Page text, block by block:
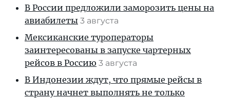
В России предложили заморозить цены на
авиабилеты 3 августа
Мексиканские туроператоры
заинтересованы в запуске чартерных
рейсов в Россию 3 августа
В Индонезии ждут, что прямые рейсы в
страну начнет выполнять не только